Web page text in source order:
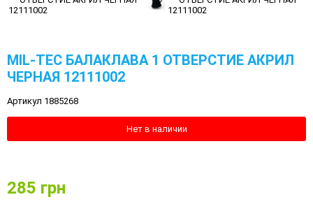
MIL-TEC БАЛАКЛАВА 1 ОТВЕРСТИЕ АКРИЛ
ЧЕРНАЯ 12111002
Артикул 1885268
Нет в наличии
285 грн